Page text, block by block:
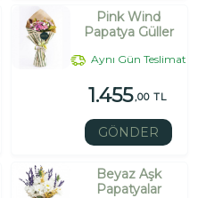
Pink Wind
Papatya Güller
Aynı Gün Teslimat
1.455,00 TL
GÖNDER
Beyaz Aşk
Papatyalar